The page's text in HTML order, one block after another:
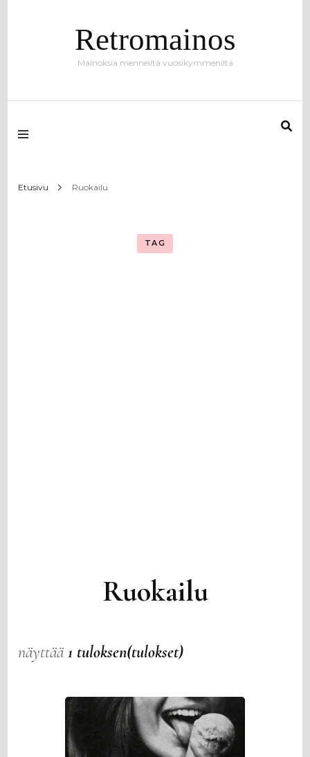
Retromainos
Mainoksia menneiltä vuosikymmeniltä
Etusivu Ruokailu
TAG
Ruokailu
näyttää1 tuloksen(tulokset)